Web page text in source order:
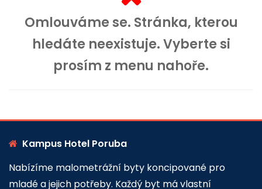
Omlouváme se. Stránka, kterou
hledáte neexistuje. Vyberte si
prosím z menu nahoře.
Kampus Hotel Poruba
Nabízíme malometrážní byty koncipované pro
mladé a jejich potřeby. Každý byt má vlastní